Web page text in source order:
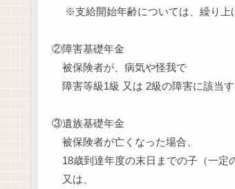
※支給開始年齢については、繰り上
②障害基礎年金
被保険者が、病気や怪我で
障害等級1級 又は 2級の障害に該当
③遺族基礎年金
被保険者が亡くなった場合、
18歳到達年度の末日までの子（一
又は、